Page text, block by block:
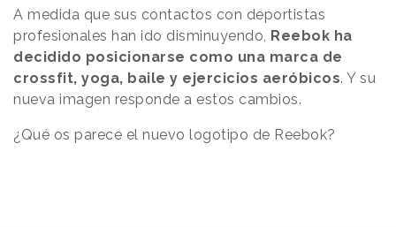
A medida que sus contactos con deportistas
profesionales han ido disminuyendo, Reebok ha
decidido posicionarse como una marca de
crossfit, yoga, baile y ejercicios aeróbicos. Y su
nueva imagen responde a estos cambios.
¿Qué os parece el nuevo logotipo de Reebok?